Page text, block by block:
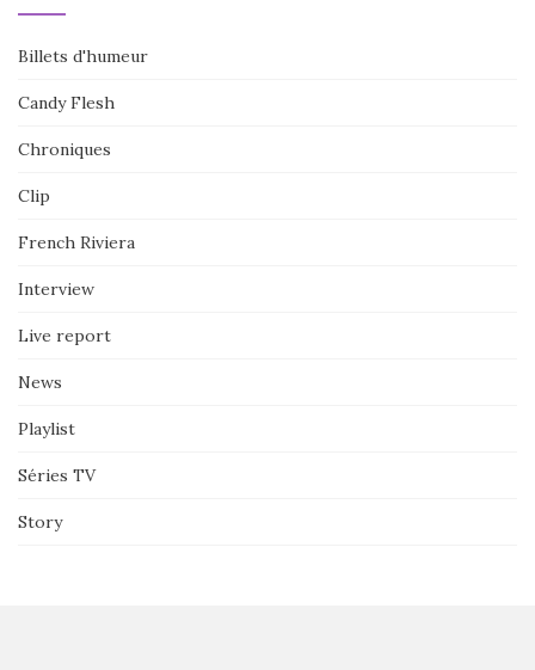
Billets d'humeur
Candy Flesh
Chroniques
Clip
French Riviera
Interview
Live report
News
Playlist
Séries TV
Story